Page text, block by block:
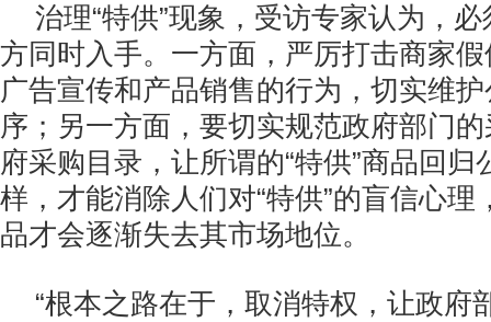
治理“特供”现象，受访专家认为，
方同时入手。一方面，严厉打击商家假
广告宣传和产品销售的行为，切实维
序；另一方面，要切实规范政府部门
府采购目录，让所谓的“特供”商品回
样，才能消除人们对“特供”的盲信心理
品才会逐渐失去其市场地位。
“根本之路在于，取消特权，让政府